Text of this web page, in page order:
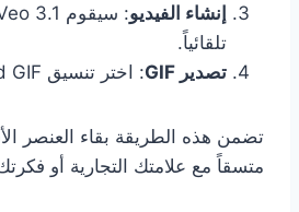
إنشاء الفيديو
تلقائياً.
تصدير GIF
: اختر تنسيق Animated GIF للتحميل.
متسقاً مع علامتك التجارية أو فكرتك